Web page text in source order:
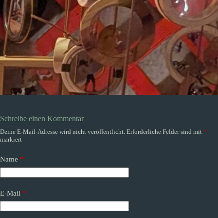
Schreibe einen Kommentar
Deine E-Mail-Adresse wird nicht veröffentlicht. Erforderliche Felder sind mit *
markiert
Name *
E-Mail *